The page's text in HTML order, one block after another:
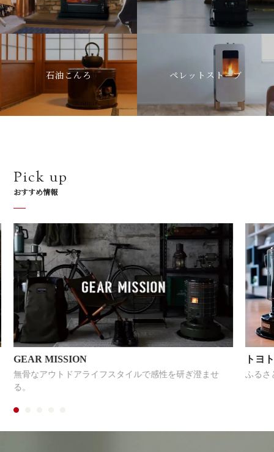
石油こんろ ペレットストーブ
Pick up
おすすめ情報
GEAR MISSION
無骨なアウトドアライフスタイルで感性を研ぎ澄ませ
る。
トヨ
ふるさ